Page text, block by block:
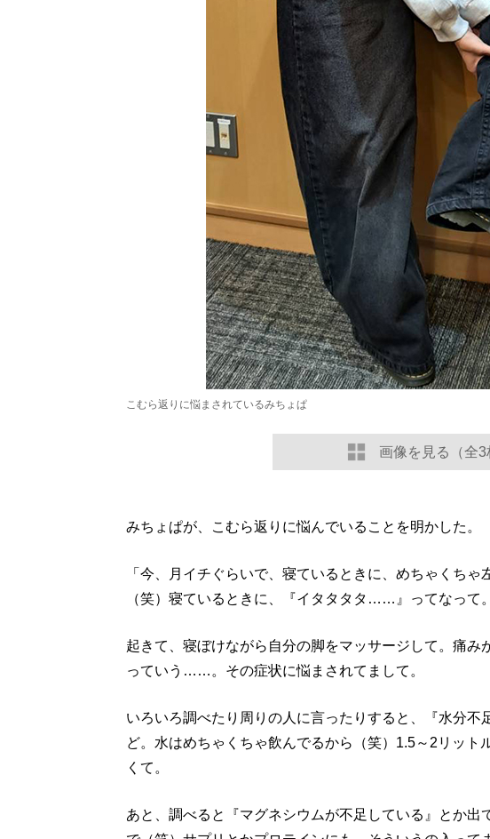
画像を見る（全3
こむら返りに悩まされているみちょぱ
みちょぱが、こむら返りに悩んでいることを明かした。
「今、月イチぐらいで、寝ているときに、めちゃくち
（笑）寝ているときに、『イタタタタ……』ってなって。
起きて、寝ぼけながら自分の脚をマッサージして。痛み
っていう……。その症状に悩まされてまして。
いろいろ調べたり周りの人に言ったりすると、『水分不
ど。水はめちゃくちゃ飲んでるから（笑）1.5～2リット
くて。
あと、調べると『マグネシウムが不足している』とか出